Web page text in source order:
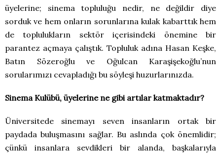
üyelerine; sinema topluluğu nedir, ne değildir diye
sorduk ve hem onların sorunlarına kulak kabarttık hem
de toplulukların sektör içerisindeki önemine bir
parantez açmaya çalıştık. Topluluk adına Hasan Keşke,
Batın Sözeroğlu ve Oğulcan Karaşişekoğlu’nun
sorularımızı cevapladığı bu söyleşi huzurlarınızda.
Sinema Kulübü, üyelerine ne gibi artılar katmaktadır?
Üniversitede sinemayı seven insanların ortak bir
paydada buluşmasını sağlar. Bu aslında çok önemlidir;
çünkü insanlara sevdikleri bir alanda, başkalarıyla